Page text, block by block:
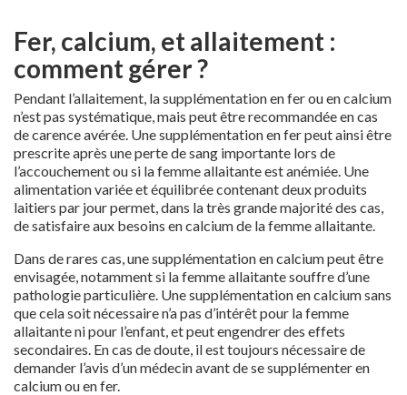
Fer, calcium, et allaitement :
comment gérer ?
Pendant l’allaitement, la supplémentation en fer ou en calcium
n’est pas systématique, mais peut être recommandée en cas
de carence avérée. Une supplémentation en fer peut ainsi être
prescrite après une perte de sang importante lors de
l’accouchement ou si la femme allaitante est anémiée. Une
alimentation variée et équilibrée contenant deux produits
laitiers par jour permet, dans la très grande majorité des cas,
de satisfaire aux besoins en calcium de la femme allaitante.
Dans de rares cas, une supplémentation en calcium peut être
envisagée, notamment si la femme allaitante souffre d’une
pathologie particulière. Une supplémentation en calcium sans
que cela soit nécessaire n’a pas d’intérêt pour la femme
allaitante ni pour l’enfant, et peut engendrer des effets
secondaires. En cas de doute, il est toujours nécessaire de
demander l’avis d’un médecin avant de se supplémenter en
calcium ou en fer.